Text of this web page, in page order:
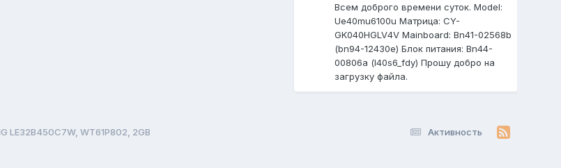
Всем доброго времени суток. Model:
Ue40mu6100u Матрица: CY-
GK040HGLV4V Mainboard: Bn41-02568b
(bn94-12430e) Блок питания: Bn44-
00806a (l40s6_fdy) Прошу добро на
загрузку файла.
Активность
LE32B450C7W, WT61P802, 2GB